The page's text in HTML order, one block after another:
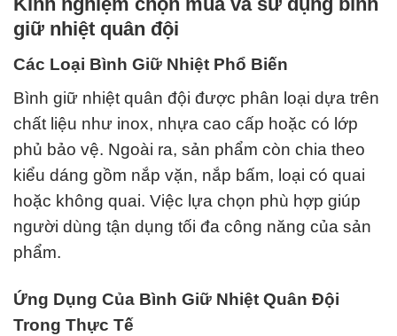
giữ nhiệt quân đội
Các Loại Bình Giữ Nhiệt Phổ Biến
Bình giữ nhiệt quân đội được phân loại dựa trên
chất liệu như inox, nhựa cao cấp hoặc có lớp
phủ bảo vệ. Ngoài ra, sản phẩm còn chia theo
kiểu dáng gồm nắp vặn, nắp bấm, loại có quai
hoặc không quai. Việc lựa chọn phù hợp giúp
người dùng tận dụng tối đa công năng của sản
phẩm.
Ứng Dụng Của Bình Giữ Nhiệt Quân Đội
Trong Thực Tế